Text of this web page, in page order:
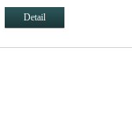
kteří si objednali dříve
Detail